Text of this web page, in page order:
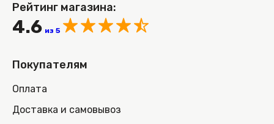
Рейтинг магазина:
4.6 из 5
Покупателям
Оплата
Доставка и самовывоз